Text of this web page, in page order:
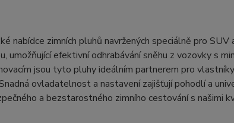
nabídce zimních pluhů navržených speciálně pro
umožňující efektivní odhrabávání sněhu z vozovky s
jsou tyto pluhy ideálním partnerem pro
ovladatelnost a nastavení zajišťují pohodlí a
a bezstarostného zimního cestování s našimi